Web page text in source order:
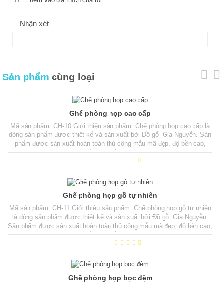
Nhận xét
Sản phẩm cùng loại
Ghế phòng họp cao cấp
Mã sản phẩm: GH-10 Giới thiệu sản phẩm: Ghế phòng họp cao cấp là
dòng sản phẩm được thiết kế và sản xuất bởi Đồ gỗ Gia Nguyễn. Sản
phẩm được sản xuất hoàn toàn thủ công mẫu mã đẹp, độ bền cao,
đường nét đục chạm tinh tế. Mặt ngồi và tựa lưng nệm mút đúc, bọc
Nỉ. Chất liệu gỗ tự nhiên 100% sơn phủ PU cao cấp, Sản phẩm có thể
Ghế phòng họp gỗ tự nhiên
Mã sản phẩm: GH-11 Giới thiệu sản phẩm: Ghế phòng họp gỗ tự nhiên
là dòng sản phẩm được thiết kế và sản xuất bởi Đồ gỗ Gia Nguyễn.
Sản phẩm được sản xuất hoàn toàn thủ công mẫu mã đẹp, độ bền cao,
đường nét đục chạm tinh tế. Mặt ngồi và tựa lưng nệm mút đúc, bọc
Nỉ. Chất liệu gỗ tự nhiên 100% sơn phủ PU cao cấp, Sản phẩm có thể
Ghế phòng họp bọc đệm